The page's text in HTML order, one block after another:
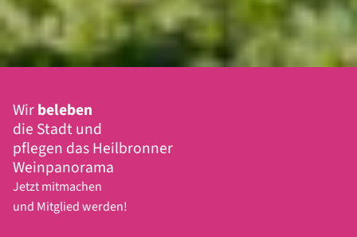
Wirbeleben
die Stadt und
pflegen das Heilbronner
Weinpanorama
Jetzt mitmachen
und Mitglied werden!